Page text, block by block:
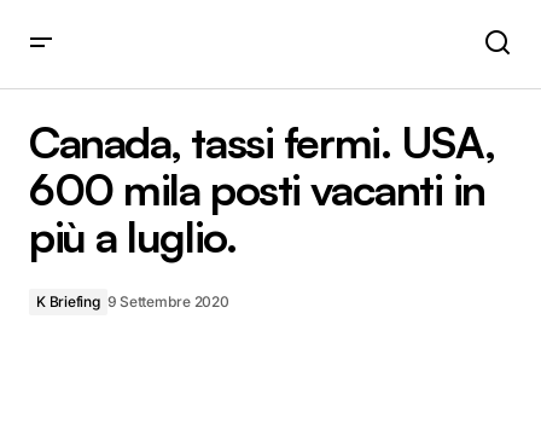
Canada, tassi fermi. USA,
600 mila posti vacanti in
più a luglio.
K Briefing 9 Settembre 2020